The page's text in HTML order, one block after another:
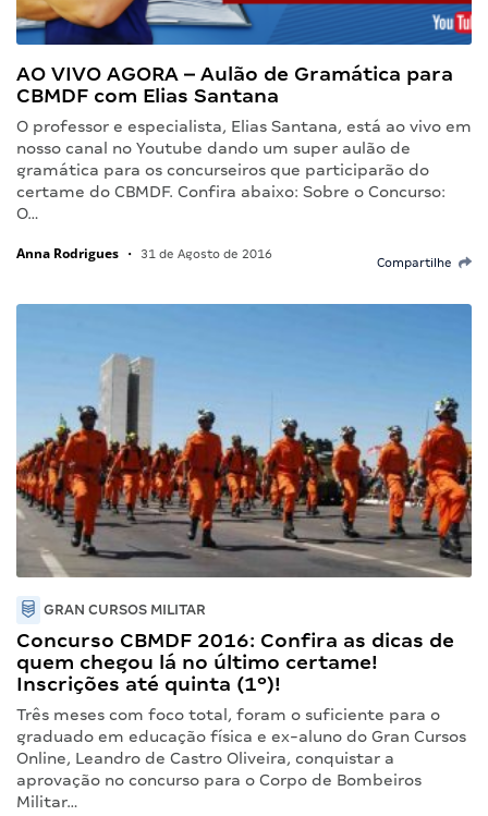
AO VIVO AGORA – Aulão de Gramática para
CBMDF com Elias Santana
O professor e especialista, Elias Santana, está ao vivo em
nosso canal no Youtube dando um super aulão de
gramática para os concurseiros que participarão do
certame do CBMDF. Confira abaixo: Sobre o Concurso:
O…
Anna Rodrigues • 31 de Agosto de 2016
Compartilhe
GRAN CURSOS MILITAR
Concurso CBMDF 2016: Confira as dicas de
quem chegou lá no último certame!
Inscrições até quinta (1º)!
Três meses com foco total, foram o suficiente para o
graduado em educação física e ex-aluno do Gran Cursos
Online, Leandro de Castro Oliveira, conquistar a
aprovação no concurso para o Corpo de Bombeiros
Militar…